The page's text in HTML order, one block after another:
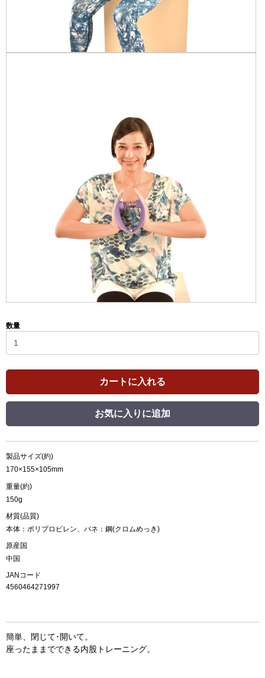
数量
カートに入れる
お買い物を続ける カートへ進む
お気に入りに追加
製品サイズ(約)
170×155×105mm
重量(約)
150g
材質(品質)
本体：ポリプロピレン、バネ：鋼(クロムめっき)
原産国
中国
JANコード
4560464271997
簡単、閉じて･開いて。
座ったままでできる内股トレーニング。